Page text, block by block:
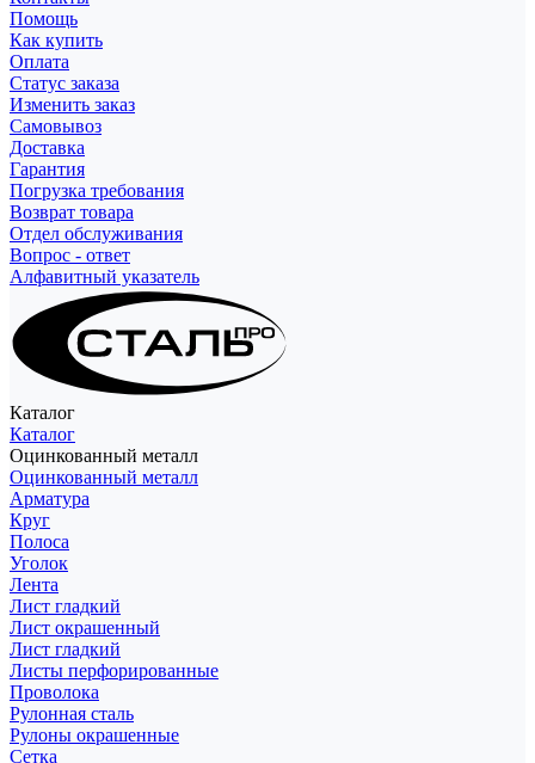
Помощь
Как купить
Оплата
Статус заказа
Изменить заказ
Самовывоз
Доставка
Гарантия
Погрузка требования
Возврат товара
Отдел обслуживания
Вопрос - ответ
Алфавитный указатель
Каталог
Каталог
Оцинкованный металл
Оцинкованный металл
Арматура
Круг
Полоса
Уголок
Лента
Лист гладкий
Лист окрашенный
Лист гладкий
Листы перфорированные
Проволока
Рулонная сталь
Рулоны окрашенные
Сетка